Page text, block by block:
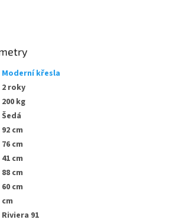
Moderní křesla
2 roky
200 kg
Šedá
92 cm
76 cm
41 cm
88 cm
60 cm
cm
Riviera 91